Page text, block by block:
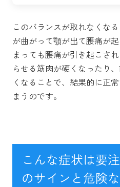
このバランスが取れなくな
が曲がって顎が出て腰痛が
まっても腰痛が引き起こさ
らせる筋肉が硬くなったり
くなることで、結果的に正
まうのです。
こんな症状は要
のサインと危険